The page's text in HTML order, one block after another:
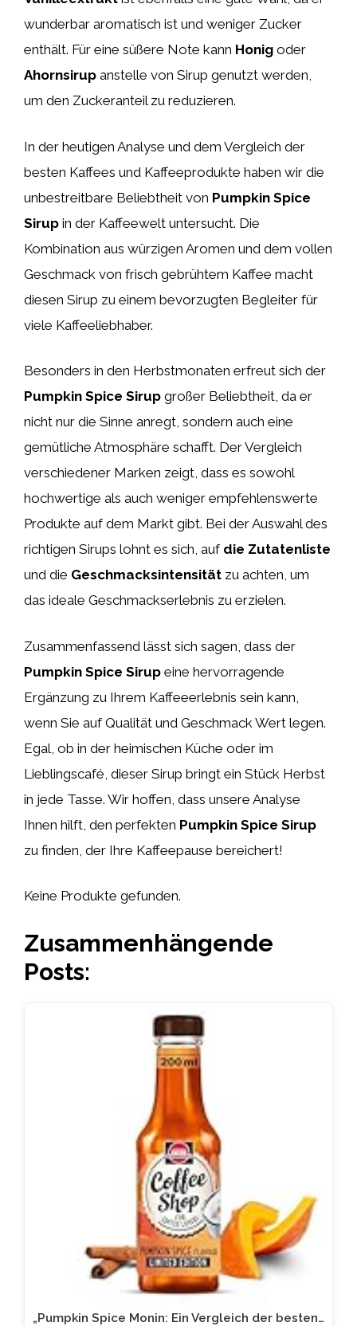
wunderbar aromatisch ist und weniger Zucker
enthält. Für eine süßere Note kann Honig oder
Ahornsirup anstelle von Sirup genutzt werden,
um den Zuckeranteil zu reduzieren.
In der heutigen Analyse und dem Vergleich der
besten Kaffees und Kaffeeprodukte haben wir die
unbestreitbare Beliebtheit von Pumpkin Spice
Sirup in der Kaffeewelt untersucht. Die
Kombination aus würzigen Aromen und dem vollen
Geschmack von frisch gebrühtem Kaffee macht
diesen Sirup zu einem bevorzugten Begleiter für
viele Kaffeeliebhaber.
Besonders in den Herbstmonaten erfreut sich der
Pumpkin Spice Sirup großer Beliebtheit, da er
nicht nur die Sinne anregt, sondern auch eine
gemütliche Atmosphäre schafft. Der Vergleich
verschiedener Marken zeigt, dass es sowohl
hochwertige als auch weniger empfehlenswerte
Produkte auf dem Markt gibt. Bei der Auswahl des
richtigen Sirups lohnt es sich, auf die Zutatenliste
und die Geschmacksintensität zu achten, um
das ideale Geschmackserlebnis zu erzielen.
Zusammenfassend lässt sich sagen, dass der
Pumpkin Spice Sirup eine hervorragende
Ergänzung zu Ihrem Kaffeeerlebnis sein kann,
wenn Sie auf Qualität und Geschmack Wert legen.
Egal, ob in der heimischen Küche oder im
Lieblingscafé, dieser Sirup bringt ein Stück Herbst
in jede Tasse. Wir hoffen, dass unsere Analyse
Ihnen hilft, den perfekten Pumpkin Spice Sirup
zu finden, der Ihre Kaffeepause bereichert!
Keine Produkte gefunden.
Zusammenhängende
Posts:
„Pumpkin Spice Monin: Ein Vergleich der besten…